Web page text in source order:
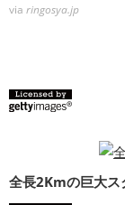
via ringosya.jp
全長2Kmの巨大ス